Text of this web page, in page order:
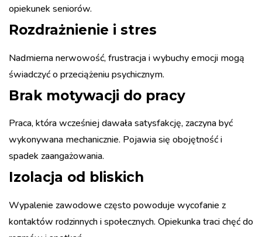
opiekunek seniorów.
Rozdrażnienie i stres
Nadmierna nerwowość, frustracja i wybuchy emocji mogą
świadczyć o przeciążeniu psychicznym.
Brak motywacji do pracy
Praca, która wcześniej dawała satysfakcję, zaczyna być
wykonywana mechanicznie. Pojawia się obojętność i
spadek zaangażowania.
Izolacja od bliskich
Wypalenie zawodowe często powoduje wycofanie z
kontaktów rodzinnych i społecznych. Opiekunka traci chęć do